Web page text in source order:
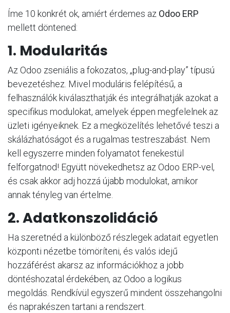
Íme 10 konkrét ok, amiért érdemes az Odoo ERP
mellett döntened:
1. Modularitás
Az Odoo zseniális a fokozatos, „plug-and-play” típusú
bevezetéshez. Mivel moduláris felépítésű, a
felhasználók kiválaszthatják és integrálhatják azokat a
specifikus modulokat, amelyek éppen megfelelnek az
üzleti igényeiknek. Ez a megközelítés lehetővé teszi a
skálázhatóságot és a rugalmas testreszabást. Nem
kell egyszerre minden folyamatot fenekestül
felforgatnod! Együtt növekedhetsz az Odoo ERP-vel,
és csak akkor adj hozzá újabb modulokat, amikor
annak tényleg van értelme.
2. Adatkonszolidáció
Ha szeretnéd a különböző részlegek adatait egyetlen
központi nézetbe tömöríteni, és valós idejű
hozzáférést akarsz az információkhoz a jobb
döntéshozatal érdekében, az Odoo a logikus
megoldás. Rendkívül egyszerű mindent összehangolni
és naprakészen tartani a rendszert.